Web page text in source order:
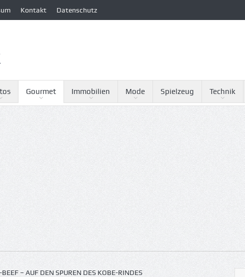
Kontakt Datenschutz
Gourmet Immobilien Mode Spielzeug Technik
– AUF DEN SPUREN DES KOBE-RINDES